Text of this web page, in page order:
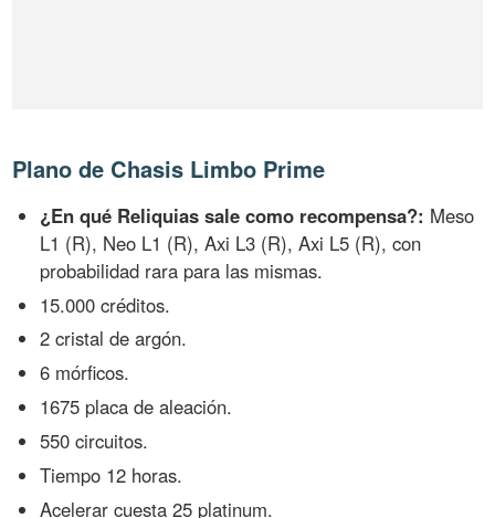
Plano de Chasis Limbo Prime
¿En qué Reliquias sale como recompensa?: Meso
L1 (R), Neo L1 (R), Axi L3 (R), Axi L5 (R), con
probabilidad rara para las mismas.
15.000 créditos.
2 cristal de argón.
6 mórficos.
1675 placa de aleación.
550 circuitos.
Tiempo 12 horas.
Acelerar cuesta 25 platinum.